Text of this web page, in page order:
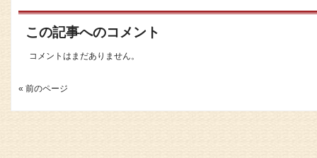
この記事へのコメント
コメントはまだありません。
« 前のページ